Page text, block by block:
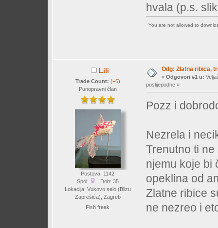
hvala (p.s.
You are not allowed to
Lili
Trade Count: (+6)
Punopravni član
Postova: 1142
Spol:
Dob: 35
Lokacija: Vukovo selo (Blizu
Zaprešića), Zagreb
Fish freak
Odg: Zlatna ribica,
« Odgovori #1 u:
poslijepodne »
Pozz i
Nezrela i
Trenutno ti
njemu koje bi
opeklina od
Zlatne ribice
ne nezreo i